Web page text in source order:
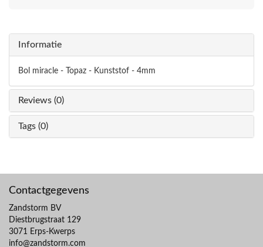
Informatie
Bol miracle - Topaz - Kunststof - 4mm
Reviews (0)
Tags (0)
Contactgegevens
Zandstorm BV
Diestbrugstraat 129
3071 Erps-Kwerps
info@zandstorm.com